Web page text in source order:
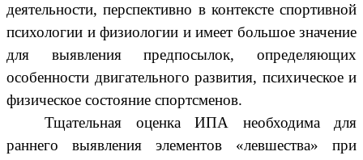
деятельности, перспективно в контексте спортивной
психологии и физиологии и имеет большое значение
для выявления предпосылок, определяющих
особенности двигательного развития, психическое и
физическое состояние спортсменов.
Тщательная оценка ИПА необходима для
раннего выявления элементов «левшества» при